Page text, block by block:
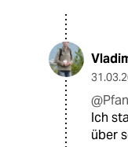
Ich
über